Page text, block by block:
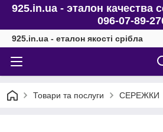
925.in.ua - эталон
096-07-89-
925.in.ua - еталон якості срібла
Товари та послуги СЕРЕЖКИ